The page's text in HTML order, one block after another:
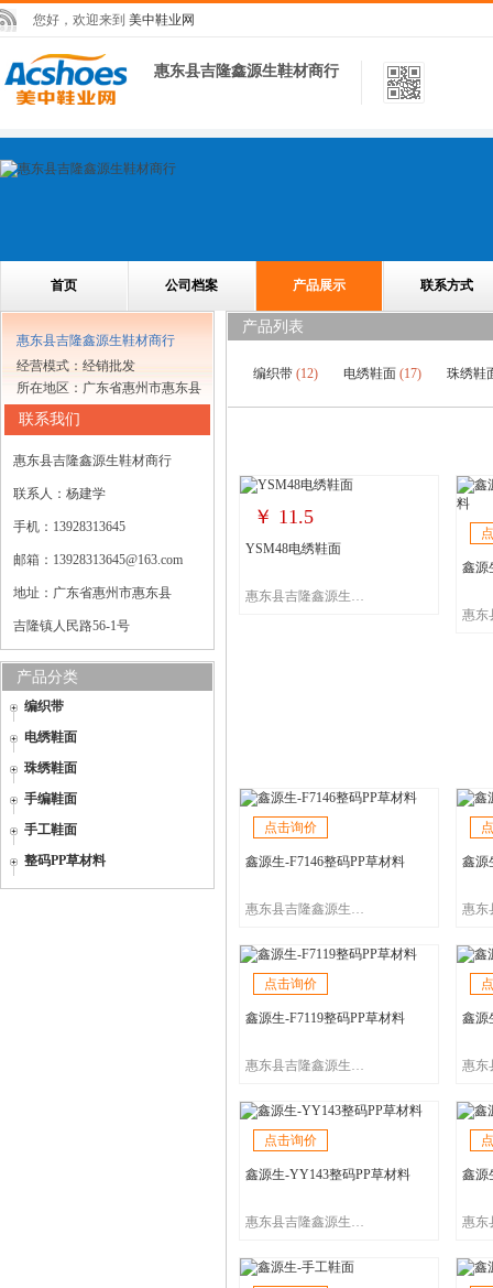
您好，欢迎来到 美中鞋业网
惠东县吉隆鑫源生鞋材商行
首页 公司档案 产品展示 联系方式
惠东县吉隆鑫源生鞋材商行
经营模式：经销批发
所在地区：广东省惠州市惠东县
联系我们
惠东县吉隆鑫源生鞋材商行
联系人：杨建学
手机：13928313645
邮箱：13928313645@163.com
地址：广东省惠州市惠东县
吉隆镇人民路56-1号
产品分类
编织带
电绣鞋面
珠绣鞋面
手编鞋面
手工鞋面
整码PP草材料
产品列表
编织带 (12) 电绣鞋面 (17) 珠绣鞋
￥ 11.5
YSM48电绣鞋面
惠东县吉隆鑫源生鞋材商行
鑫源
点击询价
鑫源生-F7146整码PP草材料
惠东县吉隆鑫源生鞋材商行
鑫源
点击询价
鑫源生-F7119整码PP草材料
惠东县吉隆鑫源生鞋材商行
鑫源
点击询价
鑫源生-YY143整码PP草材料
惠东县吉隆鑫源生鞋材商行
鑫源